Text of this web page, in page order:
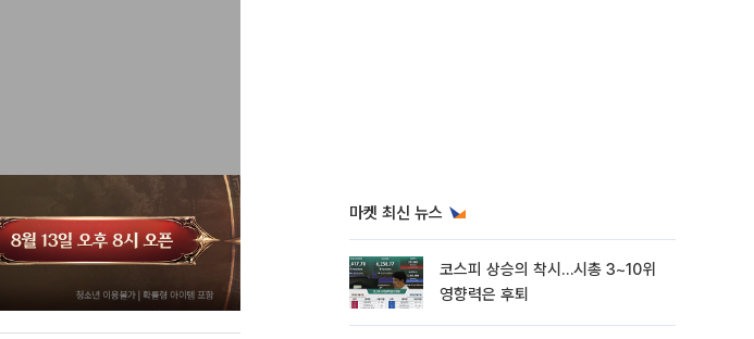
마켓 최신 뉴스
코스피 상승의 착시…시총 3~10위
영향력은 후퇴